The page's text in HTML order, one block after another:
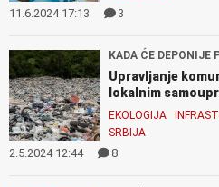
11.6.2024 17:13 3
KADA ĆE DEPONIJE
Upravljanje
lokalnim
EKOLOGIJA
SRBIJA
2.5.2024 12:44 8